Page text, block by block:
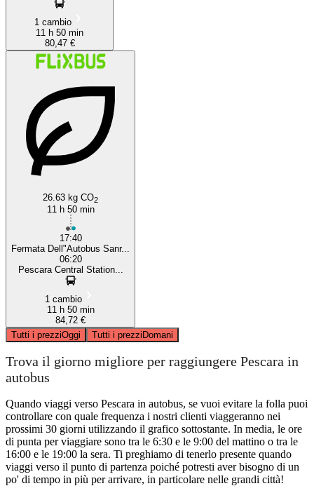
1 cambio
11 h 50 min
80,47 €
26.63 kg CO2
11 h 50 min
17:40
Fermata Dell"Autobus Sanr...
06:20
Pescara Central Station...
1 cambio
11 h 50 min
84,72 €
Tutti i prezziOggi Tutti i prezziDomani
Trova il giorno migliore per raggiungere Pescara in
autobus
Quando viaggi verso Pescara in autobus, se vuoi evitare la folla puoi
controllare con quale frequenza i nostri clienti viaggeranno nei
prossimi 30 giorni utilizzando il grafico sottostante. In media, le ore
di punta per viaggiare sono tra le 6:30 e le 9:00 del mattino o tra le
16:00 e le 19:00 la sera. Ti preghiamo di tenerlo presente quando
viaggi verso il punto di partenza poiché potresti aver bisogno di un
po' di tempo in più per arrivare, in particolare nelle grandi città!